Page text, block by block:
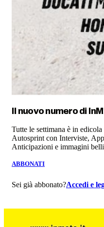
Il nuovo numero di
Tutte le settimana è in
Autosprint con Interviste,
Anticipazioni e immagini
ABBONATI
Sei già abbonato?Accedi e